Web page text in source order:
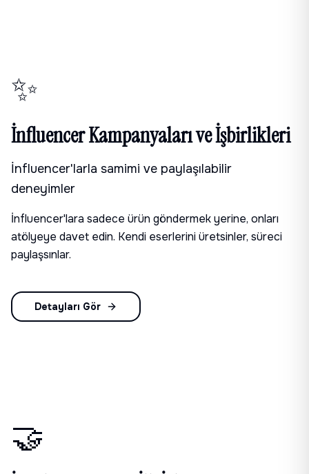
✨
İnfluencer Kampanyaları ve İşbirlikleri
İnfluencer'larla samimi ve paylaşılabilir
deneyimler
İnfluencer'lara sadece ürün göndermek yerine, onları
atölyeye davet edin. Kendi eserlerini üretsinler, süreci
paylaşsınlar.
Detayları Gör
🤝